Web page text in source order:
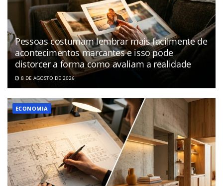
Pessoas costumam lembrar mais facilmente de
acontecimentos marcantes e isso pode
distorcer a forma como avaliam a realidade
8 DE AGOSTO DE 2026
ECONOMIA